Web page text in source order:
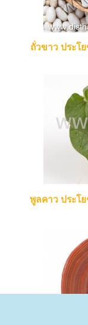
ถั่วขาว ประโ
พูลคาว ประโ